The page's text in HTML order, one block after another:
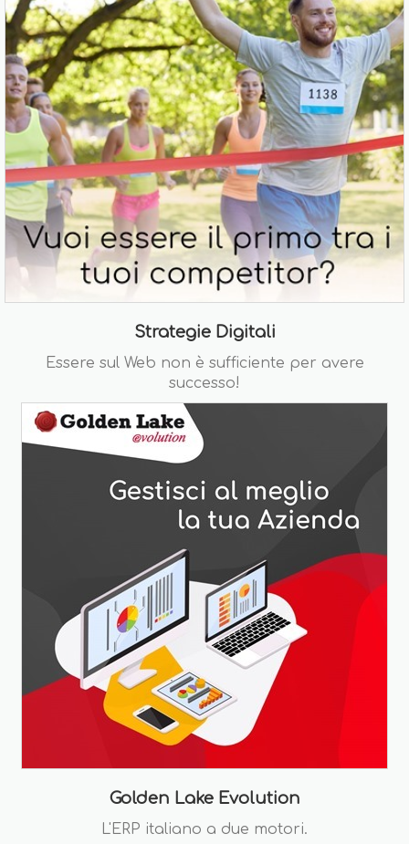
Strategie Digitali
Essere sul Web non è sufficiente per avere
successo!
Golden Lake Evolution
L'ERP italiano a due motori.